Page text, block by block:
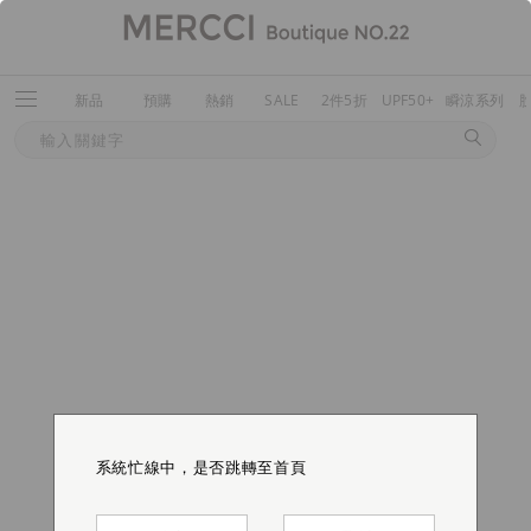
新品 預購 熱銷 SALE 2件5折 UPF50+ 瞬涼系列
系統忙線中，是否跳轉至首頁
系統忙線中，是否跳轉至首頁
系統忙線中，是否跳轉至首頁
系統忙線中，是否跳轉至首頁
系統忙線中，是否跳轉至首頁